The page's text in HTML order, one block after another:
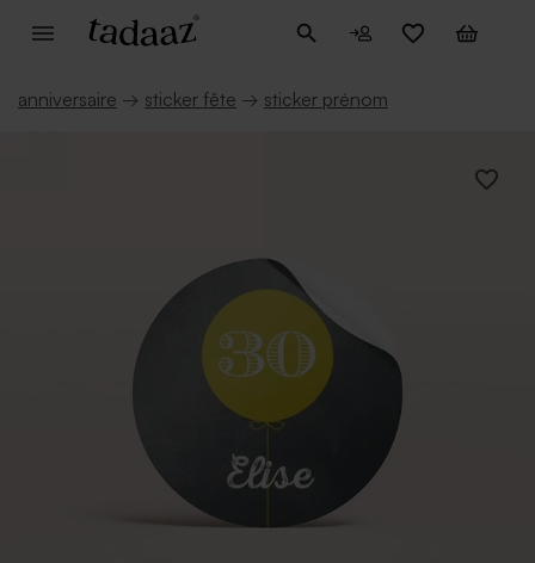
anniversaire → sticker fête → sticker prénom